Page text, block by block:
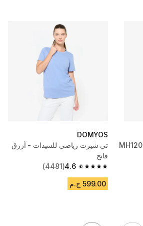
جاكيت للتنزه صوف للنساء - MH120
DOMYOS
تي شيرت رياضي للسيدات - أزرق
فاتح
4.6
4.6 out of 5 stars from 4481 reviews
(4481)
599.00 ج.م